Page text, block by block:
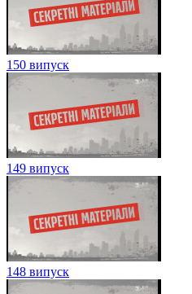
150 випуск
149 випуск
148 випуск